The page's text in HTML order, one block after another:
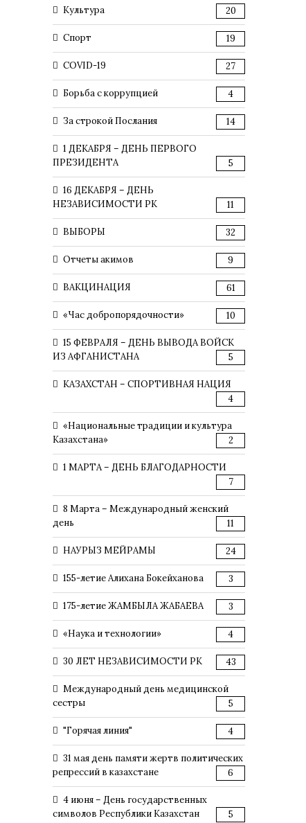
Культура 20
Спорт 19
COVID-19 27
Борьба с коррупцией 4
За строкой Послания 14
1 ДЕКАБРЯ – ДЕНЬ ПЕРВОГО
ПРЕЗИДЕНТА
5
16 ДЕКАБРЯ – ДЕНЬ
НЕЗАВИСИМОСТИ РК
11
ВЫБОРЫ 32
Отчеты акимов 9
ВАКЦИНАЦИЯ 61
«Час добропорядочности» 10
15 ФЕВРАЛЯ – ДЕНЬ ВЫВОДА ВОЙСК
ИЗ АФГАНИСТАНА
5
КАЗАХСТАН – СПОРТИВНАЯ НАЦИЯ
4
«Национальные традиции и культура
Казахстана»
2
1 МАРТА – ДЕНЬ БЛАГОДАРНОСТИ
7
8 Марта – Международный женский
день
11
НАУРЫЗ МЕЙРАМЫ 24
155-летие Алихана Бокейханова 3
175-летие ЖАМБЫЛА ЖАБАЕВА 3
«Наука и технологии» 4
30 ЛЕТ НЕЗАВИСИМОСТИ РК 43
Международный день медицинской
сестры
5
"Горячая линия" 4
31 мая день памяти жертв политических
репрессий в казахстане
6
4 июня – День государственных
символов Республики Казахстан
5